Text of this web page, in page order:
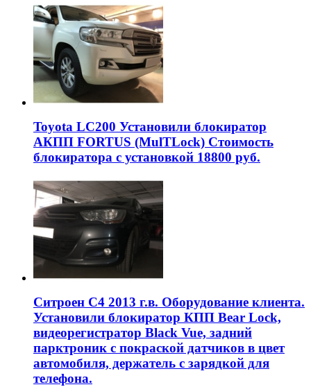
Toyota LC200 Установили блокиратор
АКПП FORTUS (MulTLock) Стоимость
блокиратора с установкой 18800 руб.
Ситроен С4 2013 г.в. Оборудование клиента.
Установили блокиратор КПП Bear Lock,
видеорегистратор Black Vue, задний
парктроник с покраской датчиков в цвет
автомобиля, держатель с зарядкой для
телефона.